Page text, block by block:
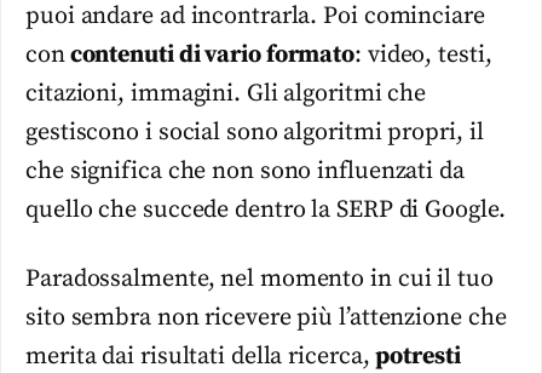
puoi andare ad incontrarla. Poi cominciare
concontenuti di vario formato: video, testi,
citazioni, immagini. Gli algoritmi che
gestiscono i social sono algoritmi propri, il
che significa che non sono influenzati da
quello che succede dentro la SERP di Google.
Paradossalmente, nel momento in cui il tuo
sito sembra non ricevere più l’attenzione che
merita dai risultati della ricerca,potresti